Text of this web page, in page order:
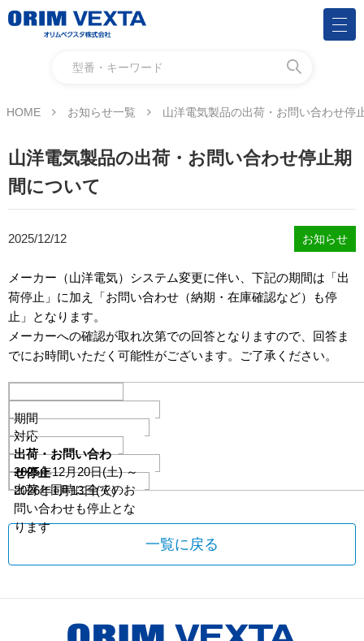
HOME お知らせ一覧 山洋電気製品の出荷・お問い合わせ停
山洋電気製品の出荷・お問い合わせ停止期
間について
2025/12/12 お知らせ
メーカー（山洋電気）システム変更に伴い、 下記の期間は「出
荷停止」に加え「お問い合わせ（納期・在庫確認など）も停
止」となります。
メーカーへの確認が取れ次第での回答となりますので、回答ま
でにお時間いただく可能性がございます。ご了承ください。
期間
対応
出荷・お問い合わ
せ停止
2025年12月20日(土) ～
2026年1月13日(火)
出荷と同時に全てのお
問い合わせも停止とな
ります
一覧に戻る